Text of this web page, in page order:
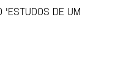
'ESTUDOS DE UM